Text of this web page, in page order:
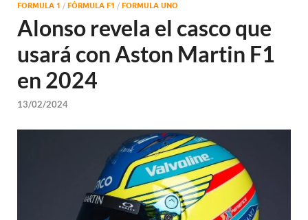
FORMULA 1 / FÓRMULA F1 / FORMULA UNO
Alonso revela el casco que
usará con Aston Martin F1
en 2024
13/02/2024